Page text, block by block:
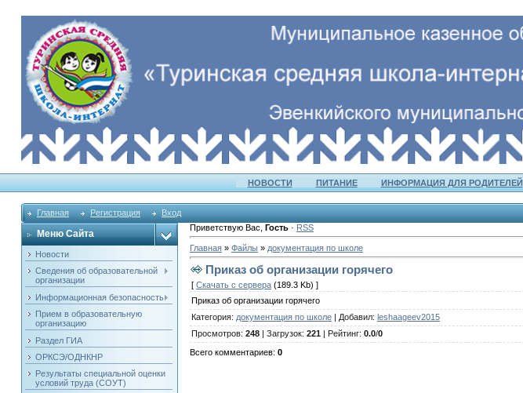
НОВОСТИ ПИТАНИЕ ИНФОРМАЦИЯ ДЛЯ РОДИТЕЛЕЙ
Главная Регистрация Вход
Меню Сайта
Новости
Сведения об образовательной
организации
Информационная безопасность
Прием в образовательную
организацию
Раздел ГИА
ОРКСЭ/ОДНКНР
Результаты специальной оценки
условий труда (СОУТ)
Приветствую Вас Гость · RSS
Главная » Файлы » документация по школе
Приказ об организации горячего
[ Скачать с сервера (189.3 Kb) ]
Приказ об организации горячего
Категория: документация по школе Добавил: leshaageev2015
Просмотров: 248 Загрузок: 221 Рейтинг: 0.0/0
Всего комментариев: 0